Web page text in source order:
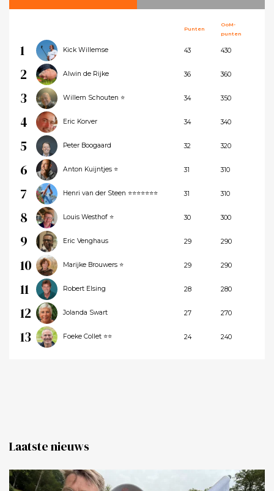
Punten
OoM-
punten
1 Kick Willemse 43 430
2 Alwin de Rijke 36 360
3 Willem Schouten ⭐ 34 350
4 Eric Korver 34 340
5 Peter Boogaard 32 320
6 Anton Kuijntjes ⭐ 31 310
7 Henri van der Steen ⭐⭐⭐⭐⭐⭐⭐ 31 310
8 Louis Westhof ⭐ 30 300
9 Eric Venghaus 29 290
10 Marijke Brouwers ⭐ 29 290
11 Robert Elsing 28 280
12 Jolanda Swart 27 270
13 Foeke Collet ⭐⭐ 24 240
Laatste nieuws